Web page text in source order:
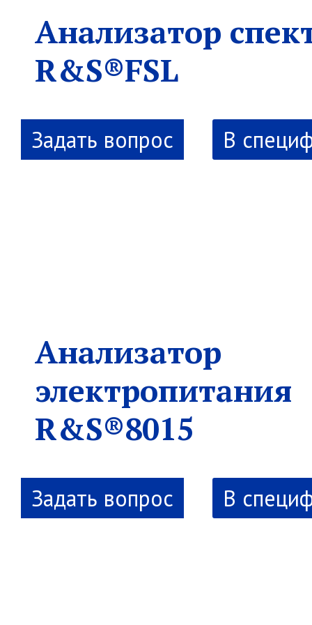
Анализатор
R&S®FSL
В
Анализатор
электропитания
R&S®8015
В